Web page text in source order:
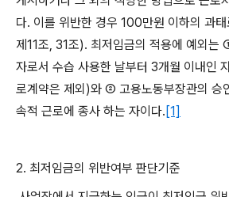
다. 이를 위반한 경우 100만원 이하의 과
제 11조, 31조). 최저임금의 적용에 예외는
자로서 수습 사용한 날부터 3개월 이내인
로계약은 제외 )와 ② 고용노동부장관의 승
속적 근로에 종사 하는 자이다. [1]
2. 최저임금의 위반여부 판단기준